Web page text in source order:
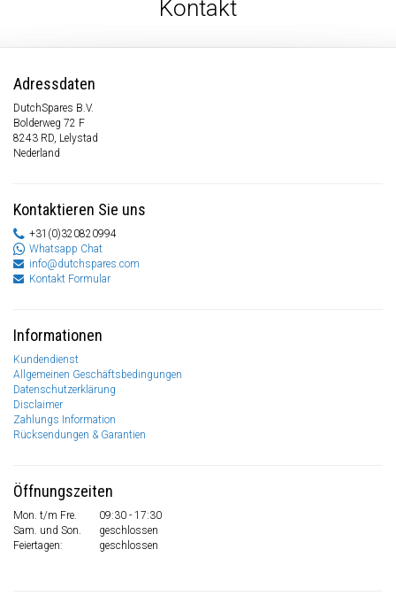
Kontakt
Adressdaten
DutchSpares B.V.
Bolderweg 72 F
8243 RD, Lelystad
Nederland
Kontaktieren Sie uns
+31(0)320820994
Whatsapp Chat
info@dutchspares.com
Kontakt Formular
Informationen
Kundendienst
Allgemeinen Geschäftsbedingungen
Datenschutzerklärung
Disclaimer
Zahlungs Information
Rücksendungen & Garantien
Öffnungszeiten
Mon. t/m Fre.
09:30 - 17:30
Sam. und Son.
geschlossen
Feiertagen:
geschlossen